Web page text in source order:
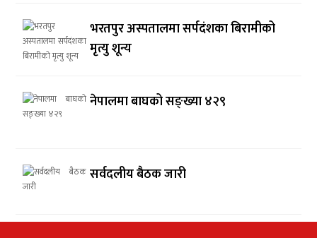
भरतपुर अस्पतालमा सर्पदंशका बिरामीको
मृत्यु शून्य
नेपालमा बाघको सङ्ख्या ४२९
सर्वदलीय बैठक जारी